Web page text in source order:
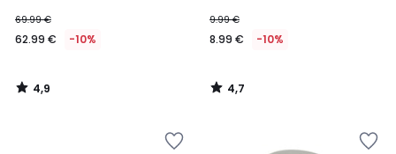
69.99 €
62.99 € -10%
4,9
/
9.99 €
8.99 € -10%
4,7
/